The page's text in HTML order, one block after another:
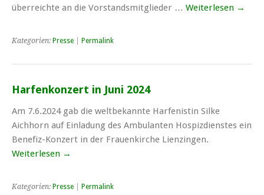
überreichte an die Vorstandsmitglieder … Weiterlesen →
Kategorien: Presse Permalink
Harfenkonzert in Juni 2024
Am 7.6.2024 gab die weltbekannte Harfenistin Silke
Aichhorn auf Einladung des Ambulanten Hospizdienstes ein
Benefiz-Konzert in der Frauenkirche Lienzingen.
Weiterlesen →
Kategorien: Presse Permalink